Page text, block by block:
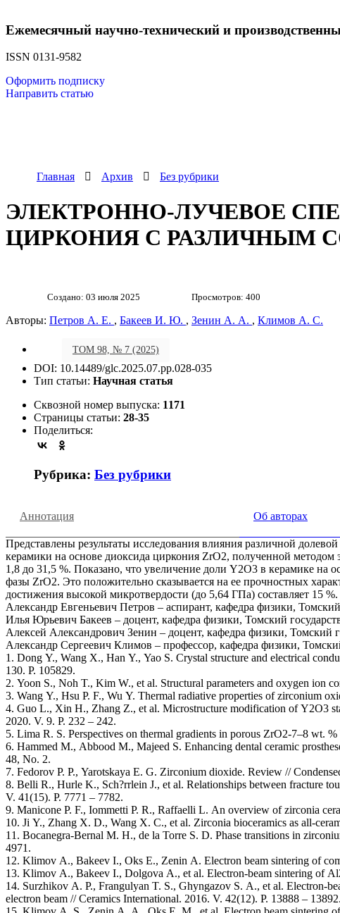
Ежемесячный научно-технический и
ISSN 0131-9582
Оформить подписку
Направить статью
Главная Архив Без рубрики
ЭЛЕКТРОННО-ЛУЧЕВОЕ
ЦИРКОНИЯ С РАЗЛИЧНЫМ
Создано: 03 июля 2025 Просмотров: 400
Авторы: Петров А. Е. , Бакеев И. Ю. , Зенин А. А. , Климов А. С.
ТОМ 98, № 7 (2025)
DOI: 10.14489/glc.2025.07.pp.028-035
Тип статьи: Научная статья
Сквозной номер выпуска: 1171
Страницы статьи: 28-35
Поделиться:
Рубрика: Без рубрики
Аннотация Об авторах
Представлены результаты исследования влияния различной
керамики на основе диоксида циркония ZrO2, полученной
1,8 до 31,5 %. Показано, что увеличение доли Y2O3 в керамике на
фазы ZrO2. Это положительно сказывается на ее прочностных
достижения высокой микротвердости (до 5,64 ГПа) составляет 15 %.
Александр Евгеньевич Петров – аспирант, кафедра физики,
Илья Юрьевич Бакеев – доцент, кафедра физики, Томский
Алексей Александрович Зенин – доцент, кафедра физики, Томский
Александр Сергеевич Климов – профессор, кафедра физики,
1. Dong Y., Wang X., Han Y., Yao S. Crystal structure and electrical
130. P. 105829.
2. Yoon S., Noh T., Kim W., et al. Structural parameters and oxygen ion
3. Wang Y., Hsu P. F., Wu Y. Thermal radiative properties of zirconium
4. Guo L., Xin H., Zhang Z., et al. Microstructure modification of Y2O3
2020. V. 9. P. 232 – 242.
5. Lima R. S. Perspectives on thermal gradients in porous ZrO2-7–8 wt.
6. Hammed M., Abbood M., Majeed S. Enhancing dental ceramic
48, No. 2.
7. Fedorov P. P., Yarotskaya E. G. Zirconium dioxide. Review //
8. Belli R., Hurle K., Sch?rrlein J., et al. Relationships between fracture
V. 41(15). P. 7771 – 7782.
9. Manicone P. F., Iommetti P. R., Raffaelli L. An overview of zirconia
10. Ji Y., Zhang X. D., Wang X. C., et al. Zirconia bioceramics as all-
11. Bocanegra-Bernal M. H., de la Torre S. D. Phase transitions in
4971.
12. Klimov A., Bakeev I., Oks E., Zenin A. Electron beam sintering of
13. Klimov A., Bakeev I., Dolgova A., et al. Electron-beam sintering of
14. Surzhikov A. P., Frangulyan T. S., Ghyngazov S. A., et al. Electron-
electron beam // Ceramics International. 2016. V. 42(12). P. 13888 – 13892.